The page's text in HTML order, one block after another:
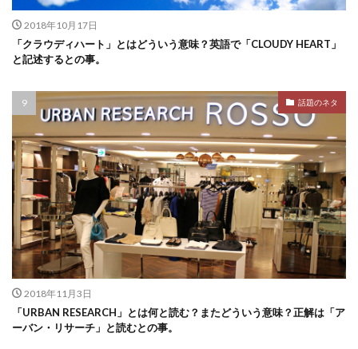
2018年10月17日
「クラウディハート」とはどういう意味？英語で「CLOUDY HEART」
と記述するとの事。
話題のネタ
2018年11月3日
「URBAN RESEARCH」とは何と読む？またどういう意味？正解は「ア
ーバン・リサーチ」と読むとの事。